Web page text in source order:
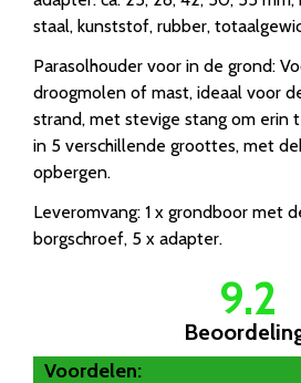
staal, kunststof, rubber,
Parasolhouder voor in de grond:
droogmolen of mast, ideaal voor
strand, met stevige stang om erin
in 5 verschillende groottes, met
opbergen.
Leveromvang: 1 x grondboor met
borgschroef, 5 x adapter.
9.2
Voordelen: